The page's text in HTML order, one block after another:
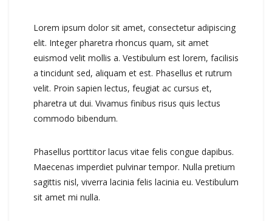
Lorem ipsum dolor sit amet, consectetur adipiscing
elit. Integer pharetra rhoncus quam, sit amet
euismod velit mollis a. Vestibulum est lorem, facilisis
a tincidunt sed, aliquam et est. Phasellus et rutrum
velit. Proin sapien lectus, feugiat ac cursus et,
pharetra ut dui. Vivamus finibus risus quis lectus
commodo bibendum.
Phasellus porttitor lacus vitae felis congue dapibus.
Maecenas imperdiet pulvinar tempor. Nulla pretium
sagittis nisl, viverra lacinia felis lacinia eu. Vestibulum
sit amet mi nulla.